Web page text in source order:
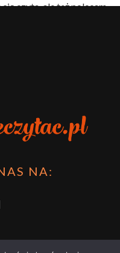
czyta, ale też polecam
czytniku.
mieć każdy
NA: